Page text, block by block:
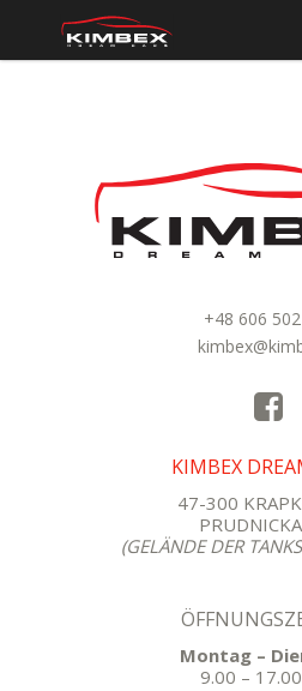
+48 606
KIMBEX
47-300
(GELÄNDE DER
Montag –
9.00 –